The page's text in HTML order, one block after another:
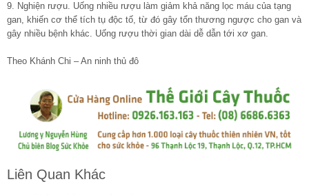
9. Nghiện rượu. Uống nhiều rượu làm giảm khả năng lọc máu của tạng
gan, khiến cơ thể tích tụ độc tố, từ đó gây tổn thương ngược cho gan và
gây nhiều bệnh khác. Uống rượu thời gian dài dễ dẫn tới xơ gan.
Theo Khánh Chi – An ninh thủ đô
Liên Quan Khác